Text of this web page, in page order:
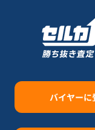
バイヤーに